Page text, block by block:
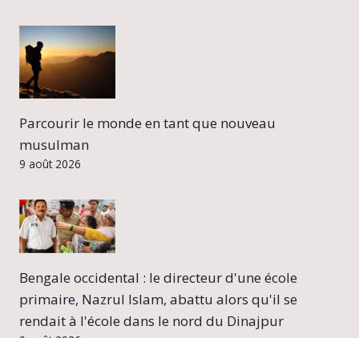
Parcourir le monde en tant que nouveau
musulman
9 août 2026
Bengale occidental : le directeur d'une école
primaire, Nazrul Islam, abattu alors qu'il se
rendait à l'école dans le nord du Dinajpur